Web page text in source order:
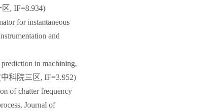
区, IF=8.934)
for instantaneous
and
in machining,
中科院三区, IF=3.952)
of chatter frequency
Journal of